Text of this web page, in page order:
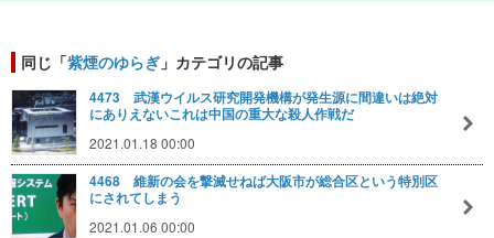
同じ「紫煙のゆらぎ 」カテゴリの記事
4473 武漢ウイルス研究開発機構が発生源に間違いは絶対
にありえないこれは中国の重大な殺人作戦だ
2021.01.18 00:00
4468 維新の会を撃滅せねば大阪市が総合区という特別区
にされてしまう
2021.01.06 00:00